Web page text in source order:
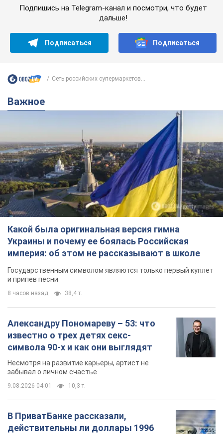
Подпишись на Telegram-канал и посмотри, что будет
дальше!
Подписаться Подписаться
Сеть российских супермаркетов...
Важное
Какой была оригинальная версия гимна
Украины и почему ее боялась Российская
империя: об этом не рассказывают в школе
Государственным символом являются только первый куплет
и припев песни
8 часов назад 38,4 т.
Александру Пономареву – 53: что
известно о трех детях секс-
символа 90-х и как они выглядят
Несмотря на развитие карьеры, артист не
забывал о личном счастье
9.08.2026 04:01 10,3 т.
В ПриватБанке рассказали,
действительны ли доллары 1996